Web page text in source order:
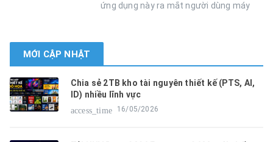
ứng dụng này ra mắt người dùng máy
MỚI CẬP NHẬT
Chia sẻ 2TB kho tài nguyên thiết kế (PTS, AI,
ID) nhiều lĩnh vực
access_time
16/05/2026